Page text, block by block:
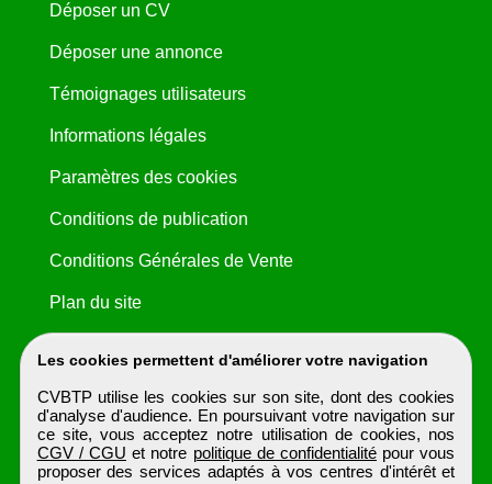
Les cookies permettent d'améliorer votre navigation
CVBTP utilise les cookies sur son site, dont des cookies
d'analyse d'audience. En poursuivant votre navigation sur
ce site, vous acceptez notre utilisation de cookies, nos
CGV / CGU et notre politique de confidentialité pour vous
proposer des services adaptés à vos centres d'intérêt et
Déposer un CV
Déposer une annonce
Témoignages utilisateurs
Informations légales
Paramètres des cookies
Conditions de publication
Conditions Générales de Vente
Plan du site